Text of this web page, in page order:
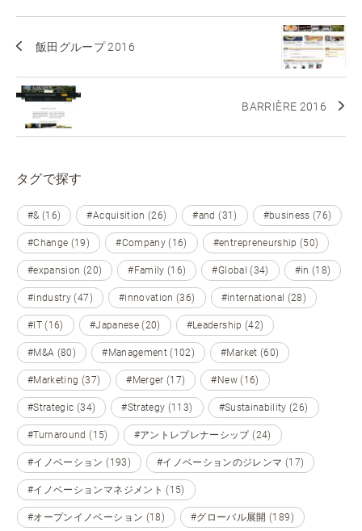
飯田グループ 2016
BARRIÈRE 2016
タグで探す
#& (16) #Acquisition (26) #and (31) #business (76)
#Change (19) #Company (16) #entrepreneurship (50)
#expansion (20) #Family (16) #Global (34) #in (18)
#industry (47) #innovation (36) #international (28)
#IT (16) #Japanese (20) #Leadership (42)
#M&A (80) #Management (102) #Market (60)
#Marketing (37) #Merger (17) #New (16)
#Strategic (34) #Strategy (113) #Sustainability (26)
#Turnaround (15) #アントレプレナーシップ (24)
#イノベーション (193) #イノベーションのジレンマ (17)
#イノベーションマネジメント (15)
#オープンイノベーション (18) #グローバル展開 (189)